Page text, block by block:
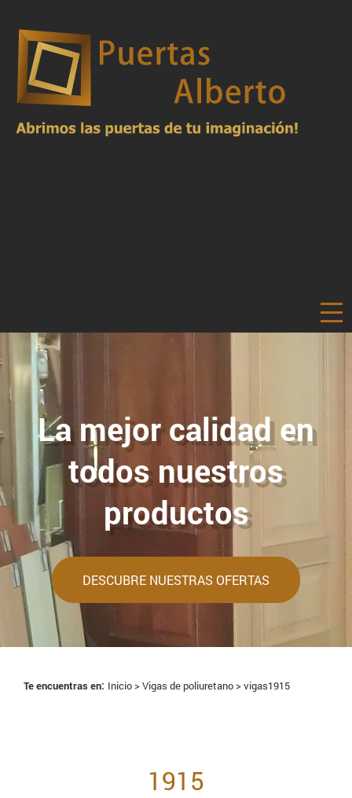
La mejor calidad en
todos nuestros
productos
DESCUBRE NUESTRAS OFERTAS
Te encuentras en: Inicio >Vigas de poliuretano> vigas1915
1915